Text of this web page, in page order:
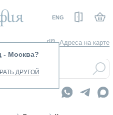
ENG Вход
Адреса на карте
- Москва?
ДРУГОЙ